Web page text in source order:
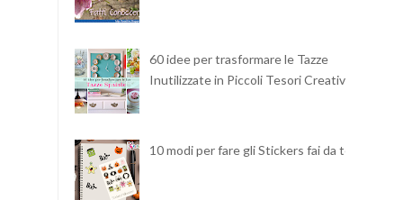
60 idee per trasformare le Tazze
Inutilizzate in Piccoli Tesori Creativi
10 modi per fare gli Stickers fai da te